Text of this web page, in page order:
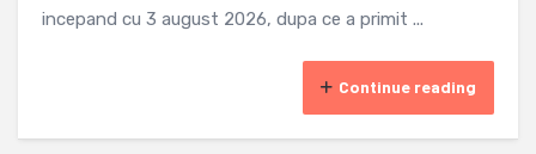
incepand cu 3 august 2026, dupa ce a primit ...
Continue reading